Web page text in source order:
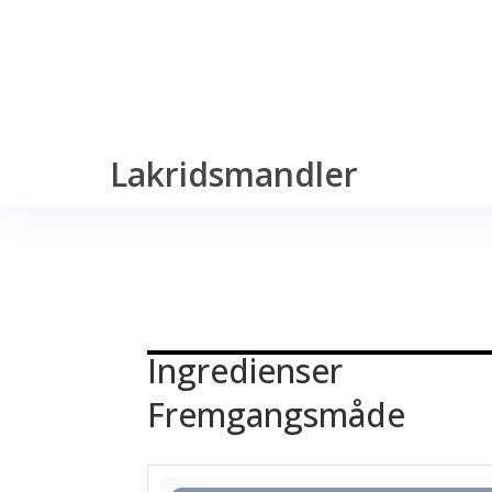
Lakridsmandler
Ingredienser
Fremgangsmåde